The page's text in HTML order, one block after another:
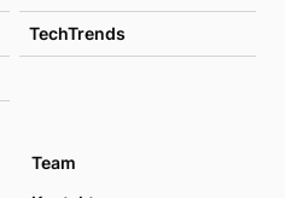
TechTrends
Team